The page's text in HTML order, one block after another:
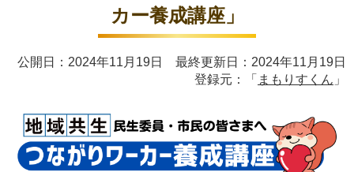
カー養成講座」
公開日：2024年11月19日 最終更新日：2024年11月19日
登録元：「 まもりすくん 」